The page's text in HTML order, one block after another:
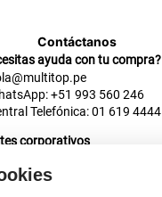
Contáctanos
ayuda con tu compra?
+51 993 560 246
Telefónica: 01 619 4444
corporativos
de Ventas Empresas